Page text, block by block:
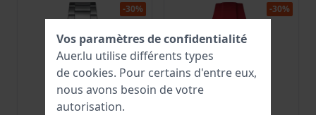
-30% -30%
Vos paramètres de confidentialité
Auer.lu utilise différents types
de cookies. Pour certains d'entre eux,
nous avons besoin de votre
autorisation.